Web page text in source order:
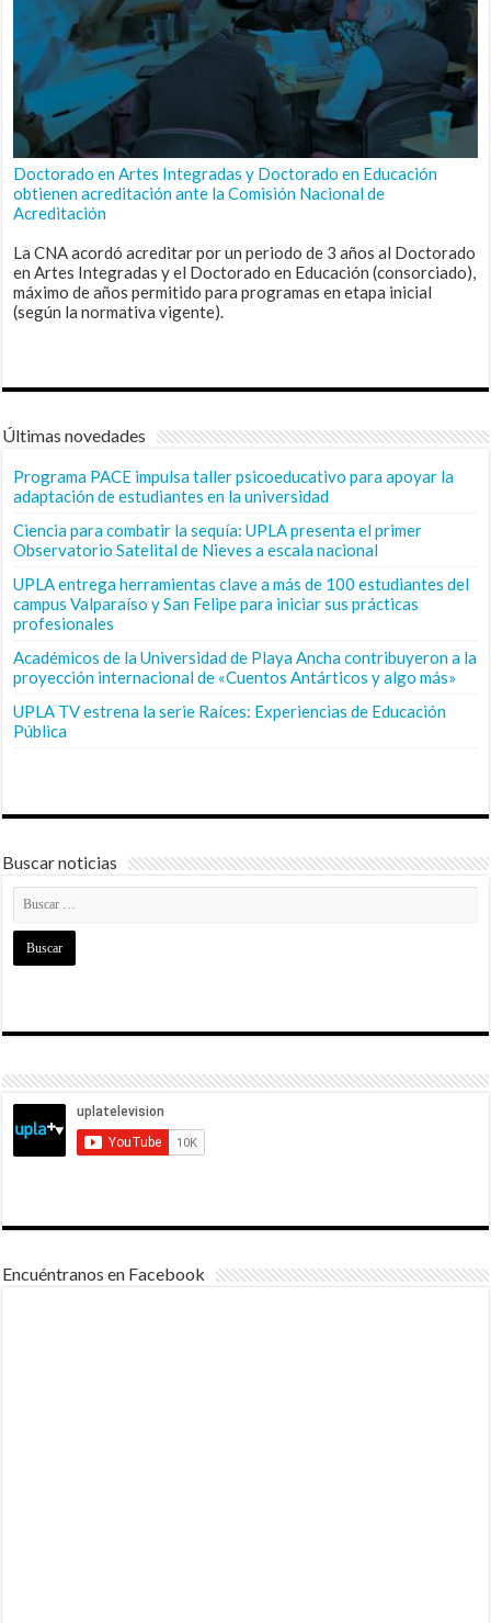
Doctorado en Artes Integradas y Doctorado en Educación
obtienen acreditación ante la Comisión Nacional de
Acreditación
La CNA acordó acreditar por un periodo de 3 años al Doctorado
en Artes Integradas y el Doctorado en Educación (consorciado),
máximo de años permitido para programas en etapa inicial
(según la normativa vigente).
Últimas novedades
Programa PACE impulsa taller psicoeducativo para apoyar la
adaptación de estudiantes en la universidad
Ciencia para combatir la sequía: UPLA presenta el primer
Observatorio Satelital de Nieves a escala nacional
UPLA entrega herramientas clave a más de 100 estudiantes del
campus Valparaíso y San Felipe para iniciar sus prácticas
profesionales
Académicos de la Universidad de Playa Ancha contribuyeron a la
proyección internacional de «Cuentos Antárticos y algo más»
UPLA TV estrena la serie Raíces: Experiencias de Educación
Pública
Buscar noticias
Encuéntranos en Facebook